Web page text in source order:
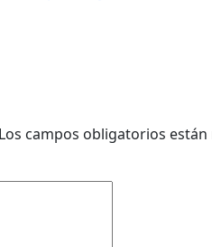
Los campos obligatorios están